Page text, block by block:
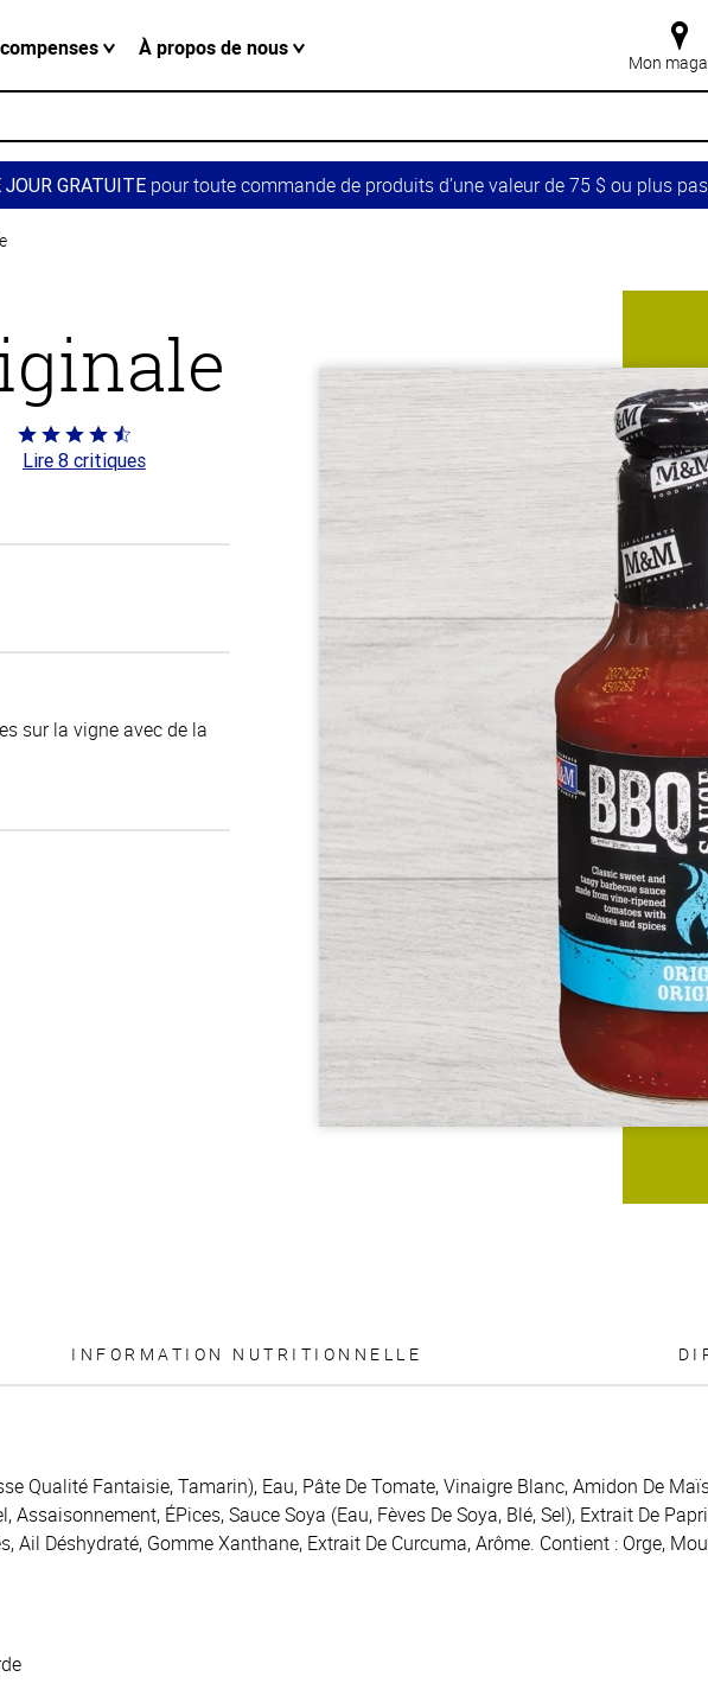
À propos de nous
Mon
GRATUITEpour toute commande de produits d’une valeur de 75 $ ou plus
Coté
4.3 sur
Lire 8 critiques
sur la vigne avec de la
INFORMATION NUTRITIONNELLE
Qualité Fantaisie, Tamarin), Eau, Pâte De Tomate, Vinaigre Blanc, Amidon De
Assaisonnement, ÉPices, Sauce Soya (Eau, Fèves De Soya, Blé, Sel), Extrait De
Ail Déshydraté, Gomme Xanthane, Extrait De Curcuma, Arôme. Contient : Orge,